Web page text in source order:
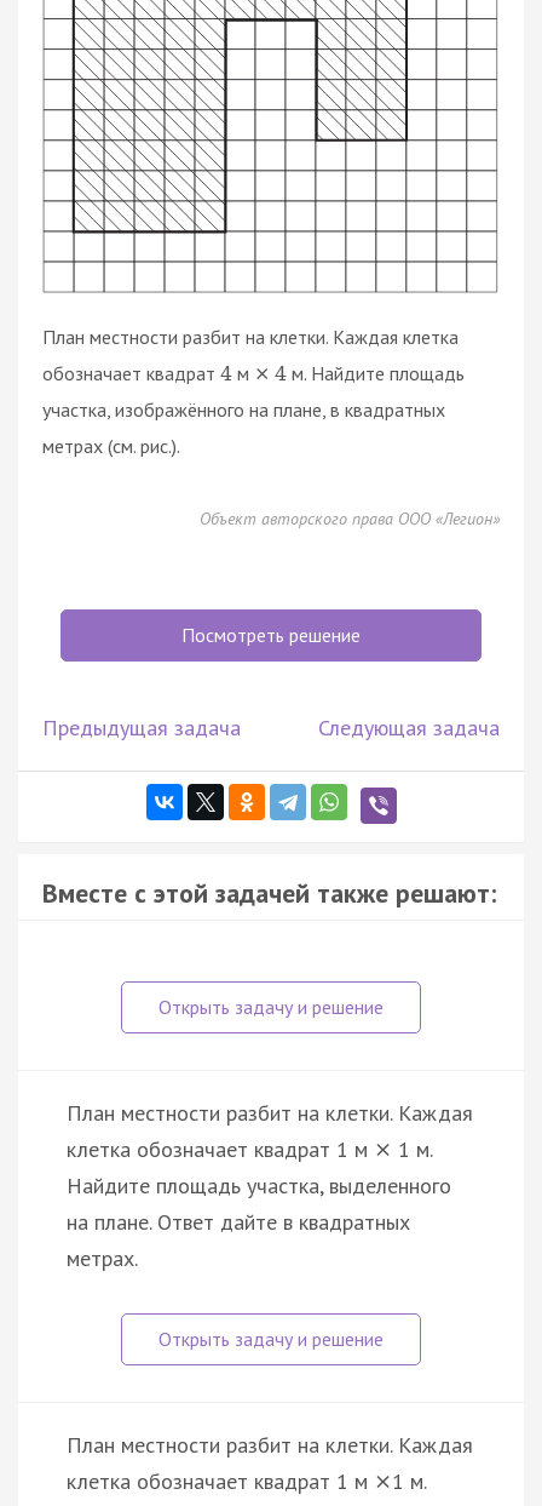
План местности разбит на клетки. Каждая клетка
обозначает квадрат 4 м × 4 м. Найдите площадь
участка, изображённого на плане, в квадратных
метрах (см. рис.).
Объект авторского права ООО «Легион»
Посмотреть решение
Предыдущая задача Следующая задача
Вместе с этой задачей также решают:
План местности разбит на клетки. Каждая
клетка обозначает квадрат 1 м × 1 м.
Найдите площадь участка, выделенного
на плане. Ответ дайте в квадратных
метрах.
План местности разбит на клетки. Каждая
клетка обозначает квадрат 1 м ×1 м.